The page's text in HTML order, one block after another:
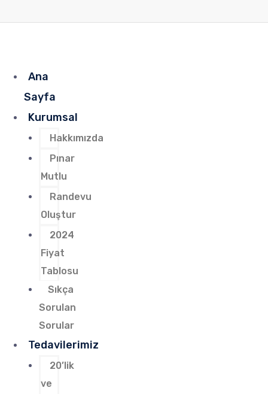
Ana
Sayfa
Kurumsal
Hakkımızda
Pınar
Mutlu
Randevu
Oluştur
2024
Fiyat
Tablosu
Sıkça
Sorulan
Sorular
Tedavilerimiz
20’lik
ve